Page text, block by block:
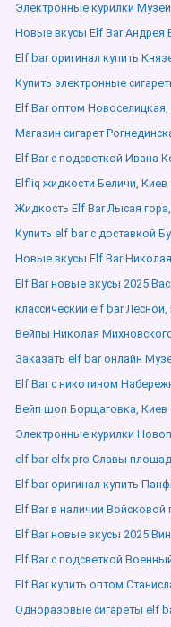
Электронные курилки
Новые вкусы Elf Bar Андрея
Elf bar оригинал купить
Купить электронные
Elf Bar оптом Новоселицкая,
Магазин сигарет
Elf Bar с подсветкой Ивана
Elfliq жидкости Беличи, Киев
Жидкость Elf Bar Лысая
Купить elf bar с доставкой
Новые вкусы Elf Bar
Elf Bar новые вкусы 2025
классический elf bar Лесной,
Вейпы Николая
Заказать elf bar онлайн
Elf Bar с никотином
Вейп шоп Борщаговка, Киев
Электронные курилки
elf bar elfx pro Славы
Elf bar оригинал купить
Elf Bar в наличии Войсковой
Elf Bar новые вкусы 2025
Elf Bar с подсветкой
Elf Bar купить оптом
Одноразовые сигареты elf